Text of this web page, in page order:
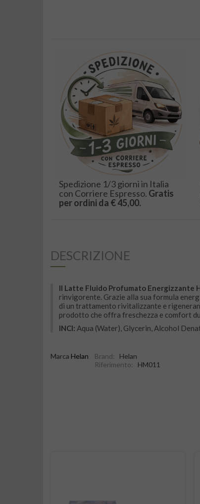
Spedizione 1/3 giorni in Italia
con Corriere Espresso. Gratis
per ordini da € 45,00.
DESCRIZIONE
Il Latte Fluido Profumato Energizzante
rinvigorente. Grazie alla sua formula
di un trattamento rivitalizzante e
prodotto che offra freschezza e comfort
INCI: Aqua (Water), Glycerin, Alcohol
Marca Helan Brand:
Helan
Riferimento:
HM011